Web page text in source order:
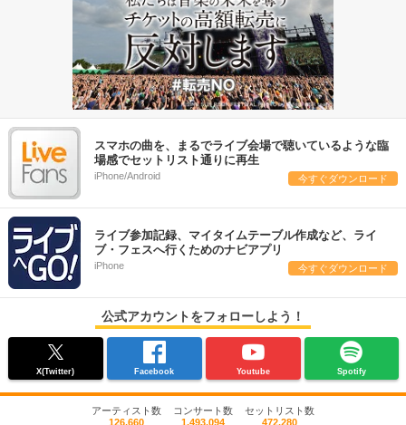
スマホの曲を、まるでライブ会場で聴いているような臨
場感でセットリスト通りに再生
iPhone/Android 今すぐダウンロード
ライブ参加記録、マイタイムテーブル作成など、ライ
ブ・フェスへ行くためのナビアプリ
iPhone 今すぐダウンロード
公式アカウントをフォローしよう！
X(Twitter) Facebook Youtube Spotify
アーティスト数
126,660
コンサート数
1,493,094
セットリスト数
472,280